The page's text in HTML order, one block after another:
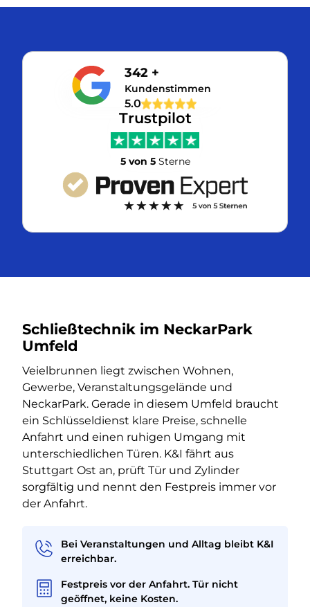
342 +
Kundenstimmen
5.0
Trustpilot
5 von 5 Sterne
Schließtechnik im NeckarPark
Umfeld
Veielbrunnen liegt zwischen Wohnen,
Gewerbe, Veranstaltungsgelände und
NeckarPark. Gerade in diesem Umfeld braucht
ein Schlüsseldienst klare Preise, schnelle
Anfahrt und einen ruhigen Umgang mit
unterschiedlichen Türen. K&I fährt aus
Stuttgart Ost an, prüft Tür und Zylinder
sorgfältig und nennt den Festpreis immer vor
der Anfahrt.
Bei Veranstaltungen und Alltag bleibt K&I
erreichbar.
Festpreis vor der Anfahrt. Tür nicht
geöffnet, keine Kosten.